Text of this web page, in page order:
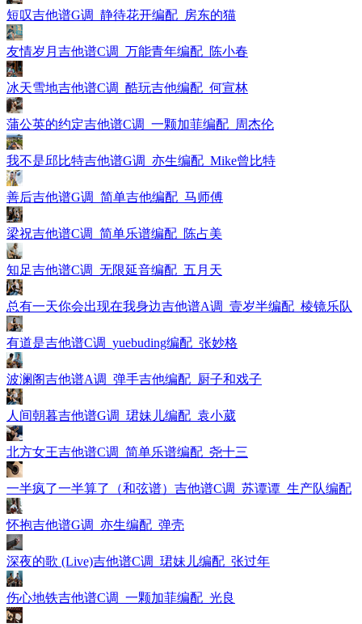
短叹吉他谱G调_静待花开编配_房东的猫
友情岁月吉他谱C调_万能青年编配_陈小春
冰天雪地吉他谱C调_酷玩吉他编配_何宣林
蒲公英的约定吉他谱C调_一颗加菲编配_周杰伦
我不是邱比特吉他谱G调_亦生编配_Mike曾比特
善后吉他谱G调_简单吉他编配_马师傅
梁祝吉他谱C调_简单乐谱编配_陈占美
知足吉他谱C调_无限延音编配_五月天
总有一天你会出现在我身边吉他谱A调_壹岁半编配_棱镜乐队
有道是吉他谱C调_yuebuding编配_张妙格
波澜阁吉他谱A调_弹手吉他编配_厨子和戏子
人间朝暮吉他谱G调_珺妹儿编配_袁小葳
北方女王吉他谱C调_简单乐谱编配_尧十三
一半疯了一半算了（和弦谱）吉他谱C调_苏谭谭_生产队编配
怀抱吉他谱G调_亦生编配_弹壳
深夜的歌 (Live)吉他谱C调_珺妹儿编配_张过年
伤心地铁吉他谱C调_一颗加菲编配_光良